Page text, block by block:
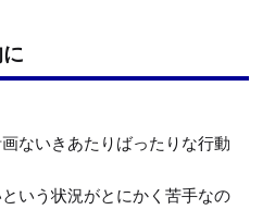
ないきあたりばったりな行動
いう状況がとにかく苦手なの